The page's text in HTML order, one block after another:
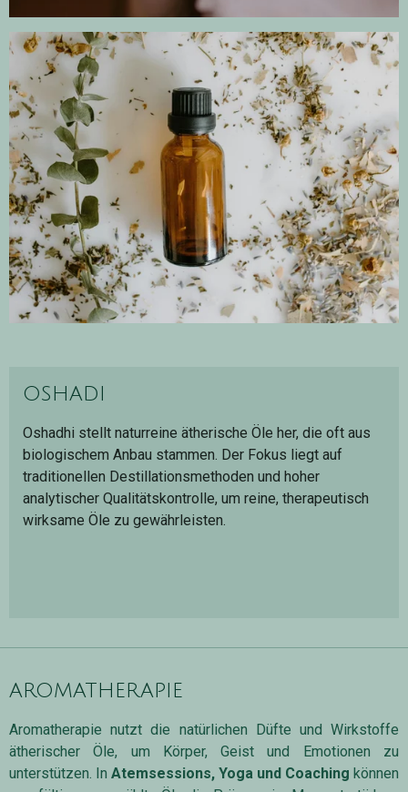
oshadi
Oshadhi stellt naturreine ätherische Öle her, die oft aus
biologischem Anbau stammen. Der Fokus liegt auf
traditionellen Destillationsmethoden und hoher
analytischer Qualitätskontrolle, um reine, therapeutisch
wirksame Öle zu gewährleisten.
aromatherapie
Aromatherapie nutzt die natürlichen Düfte und Wirkstoffe
ätherischer Öle, um Körper, Geist und Emotionen zu
unterstützen. In Atemsessions, Yoga und Coaching können